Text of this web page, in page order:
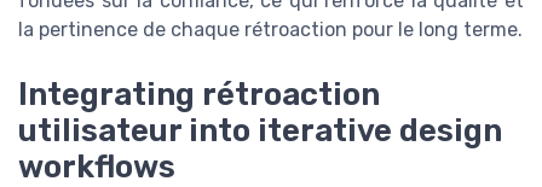
la pertinence de chaque rétroaction pour le long terme.
Integrating rétroaction
utilisateur into iterative design
workflows